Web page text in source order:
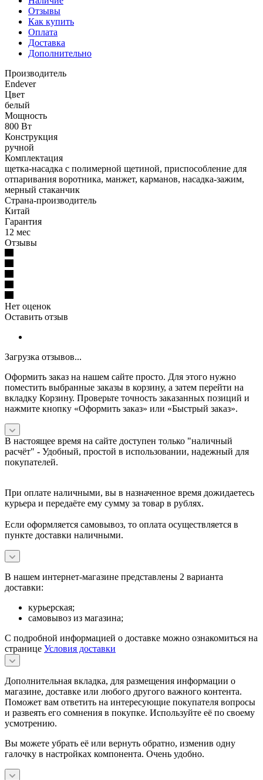
Отзывы
Как купить
Оплата
Доставка
Дополнительно
Производитель
Endever
Цвет
белый
Мощность
800 Вт
Конструкция
ручной
Комплектация
щетка-насадка с полимерной щетиной, приспособление для
отпаривания воротника, манжет, карманов, насадка-зажим,
мерный стаканчик
Страна-производитель
Китай
Гарантия
12 мес
Отзывы
Нет оценок
Оставить отзыв
Загрузка отзывов...
Оформить заказ на нашем сайте просто. Для этого нужно
поместить выбранные заказы в корзину, а затем перейти на
вкладку Корзину. Проверьте точность заказанных позиций и
нажмите кнопку «Оформить заказ» или «Быстрый заказ».
В настоящее время на сайте доступен только "наличный
расчёт" - Удобный, простой в использовании, надежный для
покупателей.
При оплате наличными, вы в назначенное время дожидаетесь
курьера и передаёте ему сумму за товар в рублях.
Если оформляется самовывоз, то оплата осуществляется в
пункте доставки наличными.
В нашем интернет-магазине представлены 2 варианта
доставки:
курьерская;
самовывоз из магазина;
С подробной информацией о доставке можно ознакомиться на
странице Условия доставки
Дополнительная вкладка, для размещения информации о
магазине, доставке или любого другого важного контента.
Поможет вам ответить на интересующие покупателя вопросы
и развеять его сомнения в покупке. Используйте её по своему
усмотрению.
Вы можете убрать её или вернуть обратно, изменив одну
галочку в настройках компонента. Очень удобно.